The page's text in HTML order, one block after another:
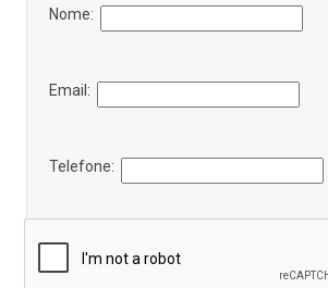
Nome:
Email:
Telefone: